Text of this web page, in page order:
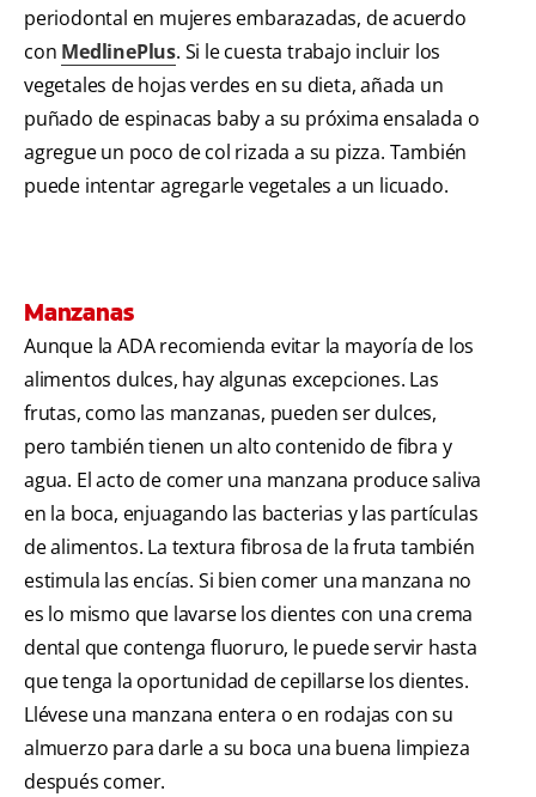
periodontal en mujeres embarazadas, de acuerdo
con MedlinePlus. Si le cuesta trabajo incluir los
vegetales de hojas verdes en su dieta, añada un
puñado de espinacas baby a su próxima ensalada o
agregue un poco de col rizada a su pizza. También
puede intentar agregarle vegetales a un licuado.
Manzanas
Aunque la ADA recomienda evitar la mayoría de los
alimentos dulces, hay algunas excepciones. Las
frutas, como las manzanas, pueden ser dulces,
pero también tienen un alto contenido de fibra y
agua. El acto de comer una manzana produce saliva
en la boca, enjuagando las bacterias y las partículas
de alimentos. La textura fibrosa de la fruta también
estimula las encías. Si bien comer una manzana no
es lo mismo que lavarse los dientes con una crema
dental que contenga fluoruro, le puede servir hasta
que tenga la oportunidad de cepillarse los dientes.
Llévese una manzana entera o en rodajas con su
almuerzo para darle a su boca una buena limpieza
después comer.